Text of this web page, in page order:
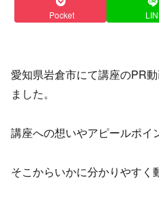
Pocket
愛知県岩倉市にて講座のPR
ました。
講座への想いやアピールポイ
そこからいかに分かりやすく